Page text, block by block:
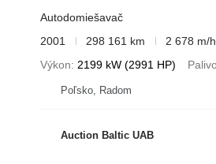
Autodomiešavač
2001
298 161 km
2 678 m/h
Výkon
2199 kW (2991 HP) Palivo
Poľsko, Radom
Auction Baltic UAB